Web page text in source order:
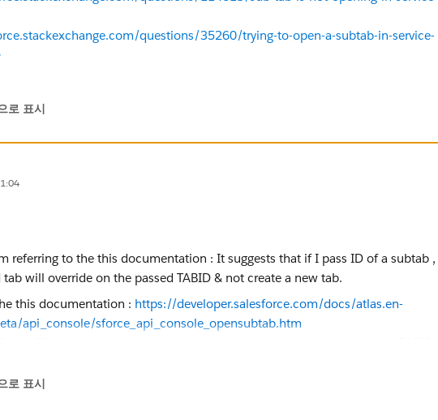
questions/35260/trying-to-open-a-subtab-in-service-
로 표시
this documentation : https://developer.salesforce.com/docs/atlas.en-
api_console/sforce_api_console_opensubtab.htm
tab. But I am not able to achieve this behaviour as it always opens a new tab.
로 표시